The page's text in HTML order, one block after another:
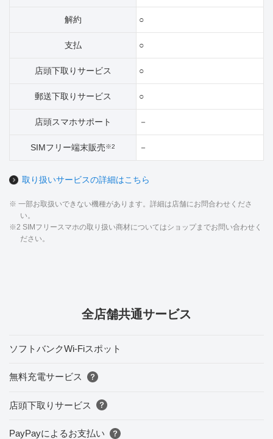
解約 ○
支払 ○
店頭下取りサービス ○
郵送下取りサービス ○
店頭スマホサポート －
SIMフリー端末販売※2 －
取り扱いサービスの詳細はこちら
※ 一部お取扱いできない機種があります。詳細は店舗にお問合わせくださ
い。
※2 SIMフリースマホの取り扱い商材についてはショップまでお問い合わせく
ださい。
全店舗共通サービス
ソフトバンクWi-Fiスポット
無料充電サービス
店頭下取りサービス
PayPayによるお支払い